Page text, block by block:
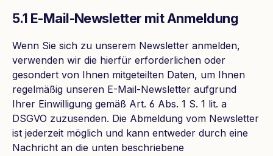
5.1 E-Mail-Newsletter mit Anmeldung
Wenn Sie sich zu unserem Newsletter anmelden,
verwenden wir die hierfür erforderlichen oder
gesondert von Ihnen mitgeteilten Daten, um Ihnen
regelmäßig unseren E-Mail-Newsletter aufgrund
Ihrer Einwilligung gemäß Art. 6 Abs. 1 S. 1 lit. a
DSGVO zuzusenden. Die Abmeldung vom Newsletter
ist jederzeit möglich und kann entweder durch eine
Nachricht an die unten beschriebene